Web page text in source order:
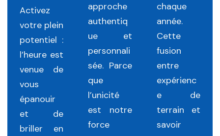
Activez
votre plein
potentiel :
l’heure est
venue de
vous
épanouir
et de
briller en
approche
authentiq
ue et
personnali
sée. Parce
que
l’unicité
est notre
force
chaque
année.
Cette
fusion
entre
expérienc
e de
terrain et
savoir